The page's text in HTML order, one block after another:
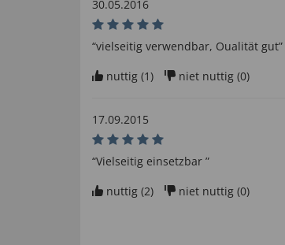
30.05.2016
“vielseitig verwendbar, Oualität gut”
nuttig (1) niet nuttig (0)
17.09.2015
“Vielseitig einsetzbar ”
nuttig (2) niet nuttig (0)